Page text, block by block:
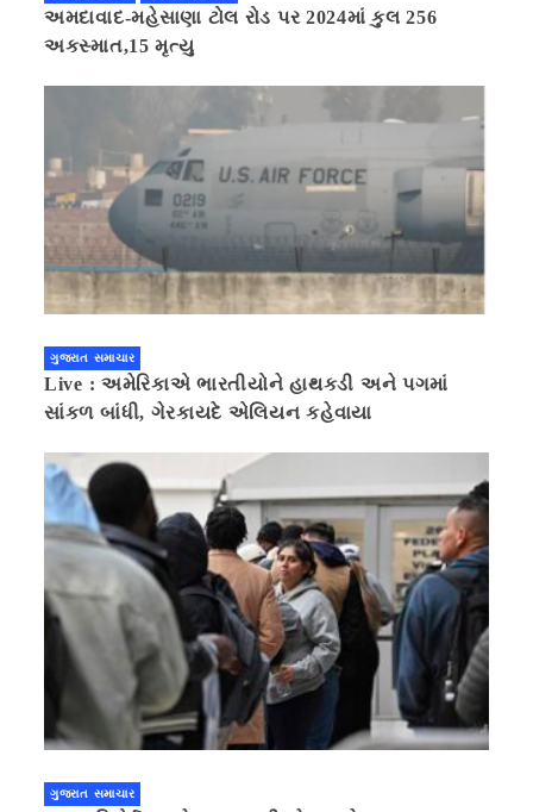
અમદાવાદ-મહેસાણા ટોલ રોડ પર 2024માં કુલ 256
અકસ્માત,15 મૃત્યુ
ગુજરાત સમાચાર
Live : અમેરિકાએ ભારતીયોને હાથકડી અને પગમાં
સાંકળ બાંધી, ગેરકાયદે એલિયન કહેવાયા
ગુજરાત સમાચાર